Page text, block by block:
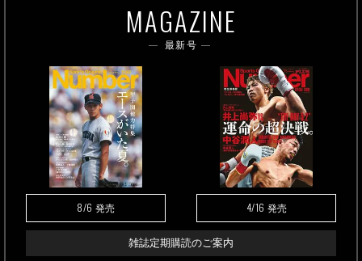
MAGAZINE
最新号
8/6 発売 4/16 発売
雑誌定期購読のご案内